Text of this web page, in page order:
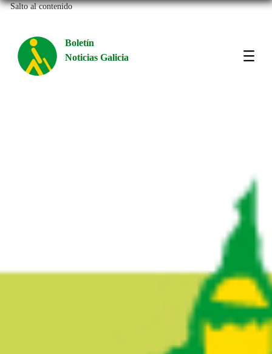
Salto al contenido
Boletín
Noticias Galicia